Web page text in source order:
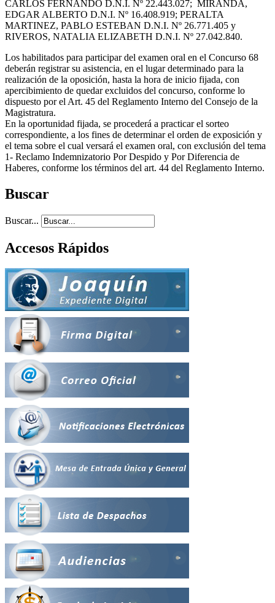
CARLOS FERNANDO D.N.I. Nº 22.443.027; MIRANDA,
EDGAR ALBERTO D.N.I. Nº 16.408.919; PERALTA
MARTINEZ, PABLO ESTEBAN D.N.I. Nº 26.771.405 y
RIVEROS, NATALIA ELIZABETH D.N.I. Nº 27.042.840.
Los habilitados para participar del examen oral en el Concurso 68
deberán registrar su asistencia, en el lugar determinado para la
realización de la oposición, hasta la hora de inicio fijada, con
apercibimiento de quedar excluidos del concurso, conforme lo
dispuesto por el Art. 45 del Reglamento Interno del Consejo de la
Magistratura.
En la oportunidad fijada, se procederá a practicar el sorteo
correspondiente, a los fines de determinar el orden de exposición y
el tema sobre el cual versará el examen oral, con exclusión del tema
1- Reclamo Indemnizatorio Por Despido y Por Diferencia de
Haberes, conforme los términos del art. 44 del Reglamento Interno.
Buscar
Buscar...
Accesos Rápidos